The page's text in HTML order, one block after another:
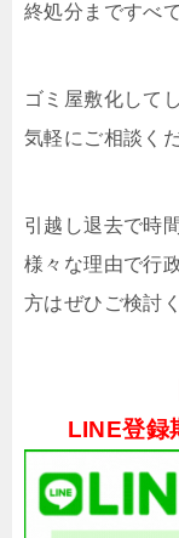
終処分まですべ
ゴミ屋敷化して
気軽にご相談く
引越し退去で時
様々な理由で行
方はぜひご検討
LINE登録